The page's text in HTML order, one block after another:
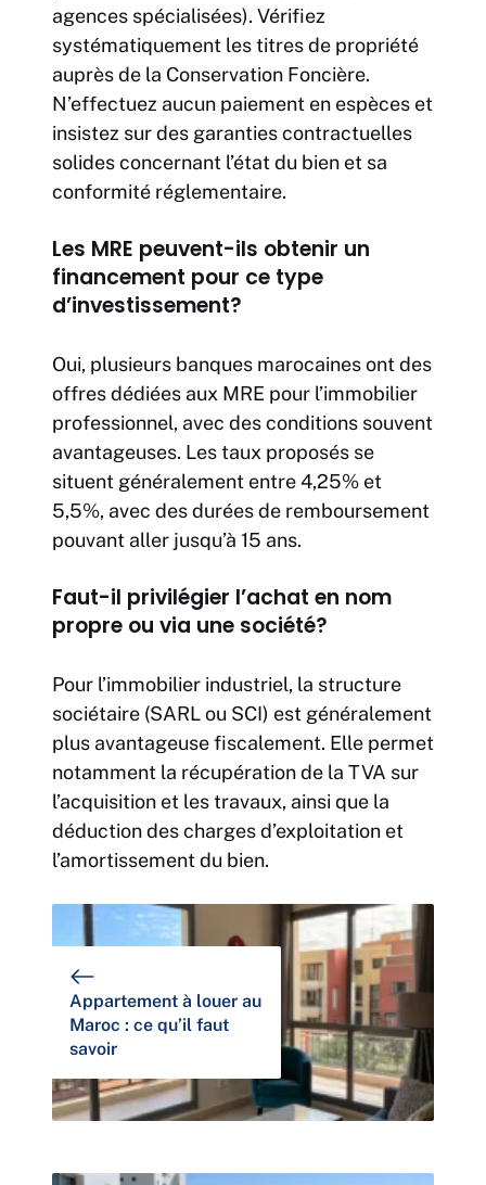
agences spécialisées). Vérifiez
systématiquement les titres de propriété
auprès de la Conservation Foncière.
N’effectuez aucun paiement en espèces et
insistez sur des garanties contractuelles
solides concernant l’état du bien et sa
conformité réglementaire.
Les MRE peuvent-ils obtenir un
financement pour ce type
d’investissement?
Oui, plusieurs banques marocaines ont des
offres dédiées aux MRE pour l’immobilier
professionnel, avec des conditions souvent
avantageuses. Les taux proposés se
situent généralement entre 4,25% et
5,5%, avec des durées de remboursement
pouvant aller jusqu’à 15 ans.
Faut-il privilégier l’achat en nom
propre ou via une société?
Pour l’immobilier industriel, la structure
sociétaire (SARL ou SCI) est généralement
plus avantageuse fiscalement. Elle permet
notamment la récupération de la TVA sur
l’acquisition et les travaux, ainsi que la
déduction des charges d’exploitation et
l’amortissement du bien.
Appartement à louer au
Maroc : ce qu’il faut
savoir